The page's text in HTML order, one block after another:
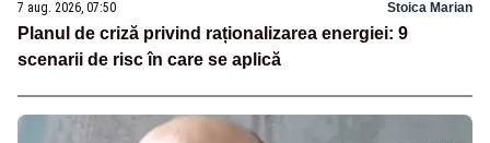
7 aug. 2026, 07:50 Stoica Marian
Planul de criză privind raționalizarea energiei: 9
scenarii de risc în care se aplică